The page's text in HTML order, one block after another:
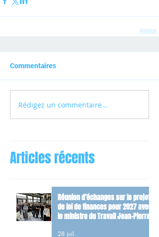
Commentaires
Rédigez un commentaire...
Articles récents
Réunion d’échanges sur le projet
de loi de finances pour 2027 avec
le ministre du Travail Jean-Pierre
28 juil.